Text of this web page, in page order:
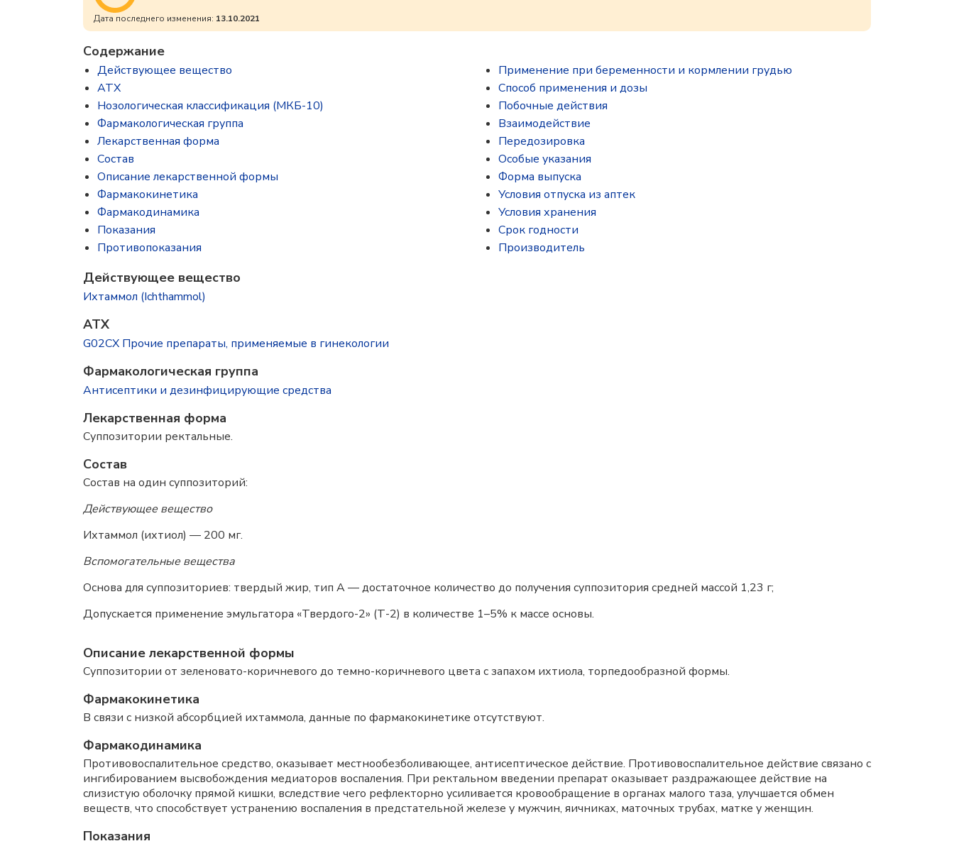
Дата последнего изменения: 13.10.2021
Содержание
Действующее вещество
ATX
Нозологическая классификация (МКБ-10)
Фармакологическая группа
Лекарственная форма
Состав
Описание лекарственной формы
Фармакокинетика
Фармакодинамика
Показания
Противопоказания
Применение при беременности и кормлении грудью
Способ применения и дозы
Побочные действия
Взаимодействие
Передозировка
Особые указания
Форма выпуска
Условия отпуска из аптек
Условия хранения
Срок годности
Производитель
Действующее вещество
Ихтаммол (Ichthammol)
ATX
G02CX Прочие препараты, применяемые в гинекологии
Фармакологическая группа
Антисептики и дезинфицирующие средства
Лекарственная форма
Суппозитории ректальные.
Состав
Состав на один суппозиторий:
Действующее вещество
Ихтаммол (ихтиол) — 200 мг.
Вспомогательные вещества
Основа для суппозиториев: твердый жир, тип А — достаточное количество до получения суппозитория средней массой 1,23 г;
Допускается применение эмульгатора «Твердого-2» (Т-2) в количестве 1–5% к массе основы.
Описание лекарственной формы
Суппозитории от зеленовато-коричневого до темно-коричневого цвета с запахом ихтиола, торпедообразной формы.
Фармакокинетика
В связи с низкой абсорбцией ихтаммола, данные по фармакокинетике отсутствуют.
Фармакодинамика
Противовоспалительное средство, оказывает местнообезболивающее, антисептическое действие. Противовоспалительное действие связано с
ингибированием высвобождения медиаторов воспаления. При ректальном введении препарат оказывает раздражающее действие на
слизистую оболочку прямой кишки, вследствие чего рефлекторно усиливается кровообращение в органах малого таза, улучшается обмен
веществ, что способствует устранению воспаления в предстательной железе у мужчин, яичниках, маточных трубах, матке у женщин.
Показания